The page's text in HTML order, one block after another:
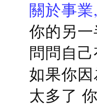
關於事
你的另
問問自
如果你
太多了